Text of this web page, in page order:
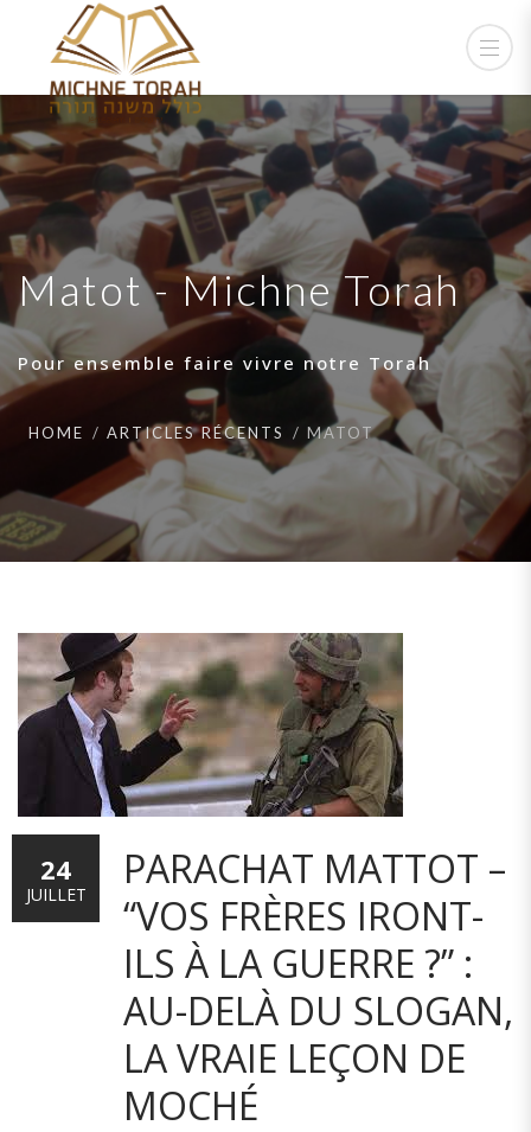
Matot - Michne Torah
Pour ensemble faire vivre notre Torah
HOME ARTICLES RÉCENTS MATOT
PARACHAT MATTOT –
“VOS FRÈRES IRONT-
ILS À LA GUERRE ?” :
AU-DELÀ DU SLOGAN,
LA VRAIE LEÇON DE
MOCHÉ
24
JUILLET